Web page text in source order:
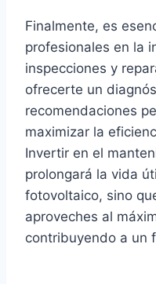
Finalmente, es
profesionales en la
inspecciones y
ofrecerte un
recomendaciones
maximizar la
Invertir en el
prolongará la vida
fotovoltaico, sino
aproveches al
contribuyendo a un